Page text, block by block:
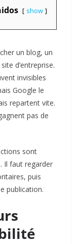
show
un blog, un
d’entreprise.
invisibles
Google le
repartent vite.
pas de
sont
Il faut regarder
puis
publication.